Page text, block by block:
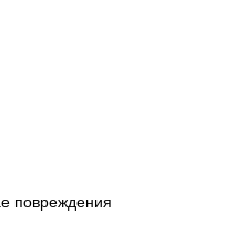
повреждения